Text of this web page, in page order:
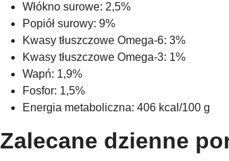
Włókno surowe: 2,5%
Popiół surowy: 9%
Kwasy tłuszczowe Omega-6: 3%
Kwasy tłuszczowe Omega-3: 1%
Wapń: 1,9%
Fosfor: 1,5%
Energia metaboliczna: 406 kcal/100 g
Zalecane dzienne